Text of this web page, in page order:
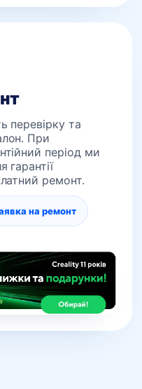
перевірку та
При
період ми
гарантії
ремонт.
на ремонт